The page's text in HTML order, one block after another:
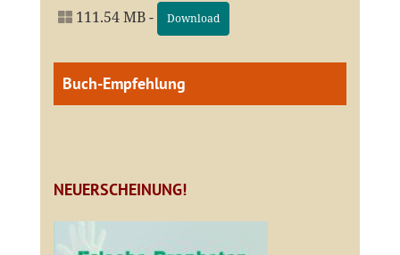
111.54 MB -
Download
Buch-Empfehlung
NEUERSCHEINUNG!